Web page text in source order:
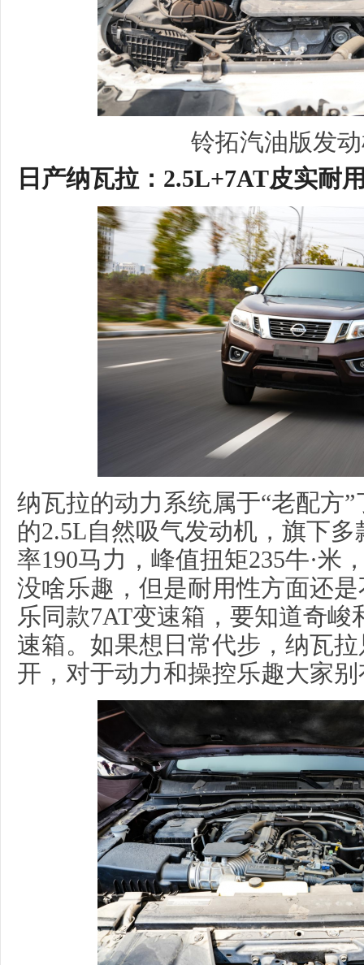
铃拓汽油版发
日产纳瓦拉 ：2.5L+7AT皮实耐
纳瓦拉的动力系统属于“老配方
的2.5L自然吸气发动机，旗下
率190马力，峰值扭矩235牛·米
没啥乐趣，但是耐用性方面还
乐同款7AT变速箱，要知道奇峻
速箱。如果想日常代步，纳瓦
开，对于动力和操控乐趣大家